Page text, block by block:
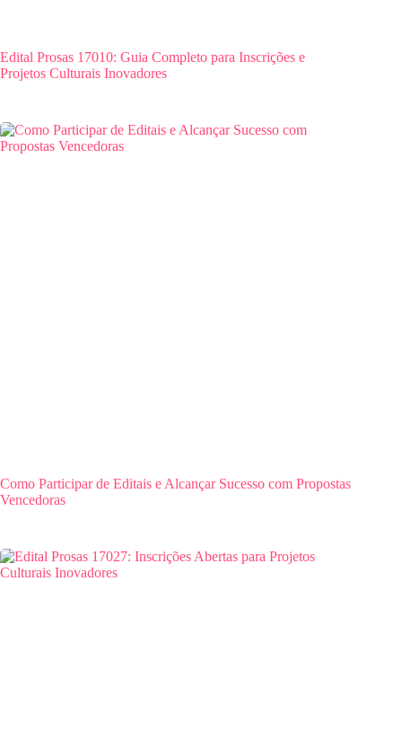
Edital Prosas 17010: Guia Completo para Inscrições e
Projetos Culturais Inovadores
Como Participar de Editais e Alcançar Sucesso com Propostas
Vencedoras